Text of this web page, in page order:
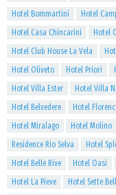
Hotel Bommartini
Hotel
Hotel Casa Chincarini
Hotel
Hotel Club House La Vela
Hotel Oliveto
Hotel Priori
Hotel Villa Ester
Hotel Villa
Hotel Belvedere
Hotel
Hotel Miralago
Hotel Molino
Residence Rio Selva
Hotel
Hotel Belle Rive
Hotel Oasi
Hotel La Pieve
Hotel Sette